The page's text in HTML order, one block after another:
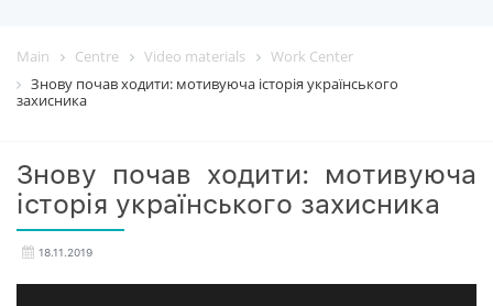
Main Centre Video materials
Work Center
Знову почав ходити: мотивуюча історія українського
захисника
Знову почав ходити: мотивуюча
історія українського захисника
18.11.2019